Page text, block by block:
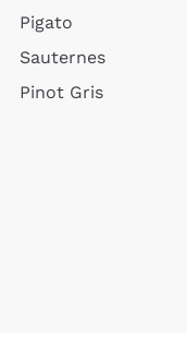
Pigato
Sauternes
Pinot Gris